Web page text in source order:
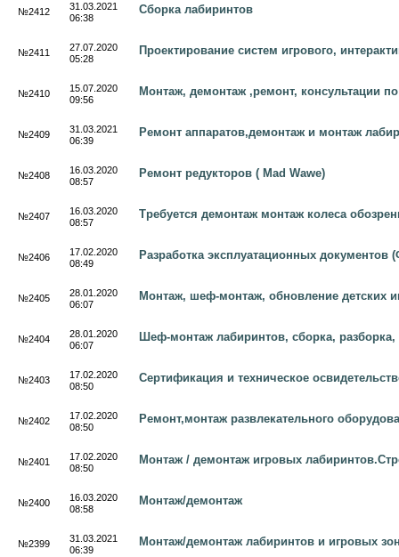
№2412
31.03.2021
06:38
Сборка лабиринтов
№2411
27.07.2020
05:28
Проектирование систем игрового,
№2410
15.07.2020
09:56
Монтаж, демонтаж ,ремонт, консультации
№2409
31.03.2021
06:39
Ремонт аппаратов,демонтаж и монтаж
№2408
16.03.2020
08:57
Ремонт редукторов ( Mad Wawe)
№2407
16.03.2020
08:57
Требуется демонтаж монтаж колеса
№2406
17.02.2020
08:49
Разработка эксплуатационных
№2405
28.01.2020
06:07
Монтаж, шеф-монтаж, обновление детских
№2404
28.01.2020
06:07
Шеф-монтаж лабиринтов, сборка, разборка,
№2403
17.02.2020
08:50
Сертификация и техническое
№2402
17.02.2020
08:50
Ремонт,монтаж развлекательного
№2401
17.02.2020
08:50
Монтаж / демонтаж игровых
№2400
16.03.2020
08:58
Монтаж/демонтаж
№2399
31.03.2021
06:39
Монтаж/демонтаж лабиринтов и игровых